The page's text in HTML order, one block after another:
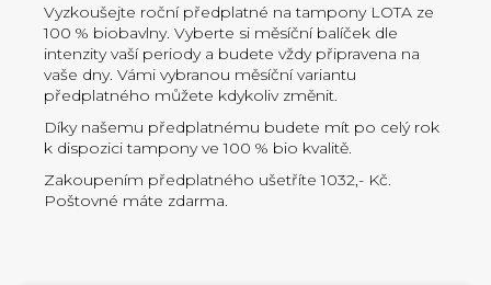
Vyzkoušejte roční předplatné na tampony LOTA ze
100 % biobavlny. Vyberte si měsíční balíček dle
intenzity vaší periody a budete vždy připravena na
vaše dny. Vámi vybranou měsíční variantu
předplatného můžete kdykoliv změnit.
Díky našemu předplatnému budete mít po celý rok
k dispozici tampony ve 100 % bio kvalitě.
Zakoupením předplatného ušetříte 1032,- Kč.
Poštovné máte zdarma.